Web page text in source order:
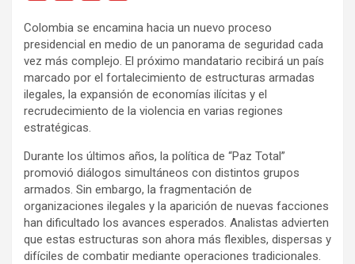
c
e
b
o
o
k
a
t
s
A
p
p
m
p
a
r
t
r
Colombia se encamina hacia un nuevo proceso
presidencial en medio de un panorama de seguridad cada
vez más complejo. El próximo mandatario recibirá un país
marcado por el fortalecimiento de estructuras armadas
ilegales, la expansión de economías ilícitas y el
recrudecimiento de la violencia en varias regiones
estratégicas.
Durante los últimos años, la política de “Paz Total”
promovió diálogos simultáneos con distintos grupos
armados. Sin embargo, la fragmentación de
organizaciones ilegales y la aparición de nuevas facciones
han dificultado los avances esperados. Analistas advierten
que estas estructuras son ahora más flexibles, dispersas y
difíciles de combatir mediante operaciones tradicionales.